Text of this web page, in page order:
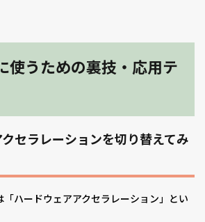
使うための裏技・応用テ
セラレーションを切り替えてみ
ハードウェアアクセラレーション」とい